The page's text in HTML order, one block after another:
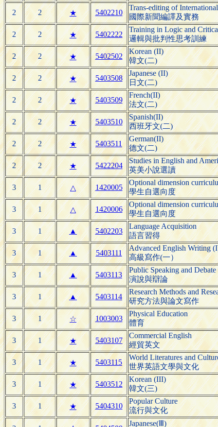
2 2 ★ 5402210
Trans-editing of
國際新聞編譯及實務
2 2 ★ 5402222
Training in Logic and
邏輯與批判性思考訓練
2 2 ★ 5402502
Korean (II)
韓文(二)
2 2 ★ 5403508
Japanese (II)
日文(二)
2 2 ★ 5403509
French(II)
法文(二)
2 2 ★ 5403510
Spanish(II)
西班牙文(二)
2 2 ★ 5403511
German(II)
德文(二)
2 2 ★ 5422204
Studies in English and
英美小說選讀
3 1 △ 1420005
Optional dimension
學生自選向度
3 1 △ 1420006
Optional dimension
學生自選向度
3 1 ▲ 5402203
Language Acquisition
語言習得
3 1 ▲ 5403111
Advanced English Writing
高級寫作(一）
3 1 ▲ 5403113
Public Speaking and Debate
演說與辯論
3 1 ▲ 5403114
Research Methods and
研究方法與論文寫作
3 1 ☆ 1003003
Physical Education
體育
3 1 ★ 5403107
Commercial English
經貿英文
3 1 ★ 5403115
World Literatures and
世界英語文學與文化
3 1 ★ 5403512
Korean (III)
韓文(三)
3 1 ★ 5404310
Popular Culture
流行與文化
Japanese(Ⅲ)